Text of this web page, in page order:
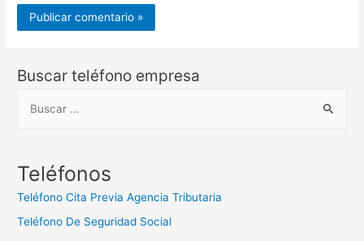
Buscar teléfono empresa
c
:
Teléfonos
Teléfono Cita Previa Agencia Tributaria
Teléfono De Seguridad Social